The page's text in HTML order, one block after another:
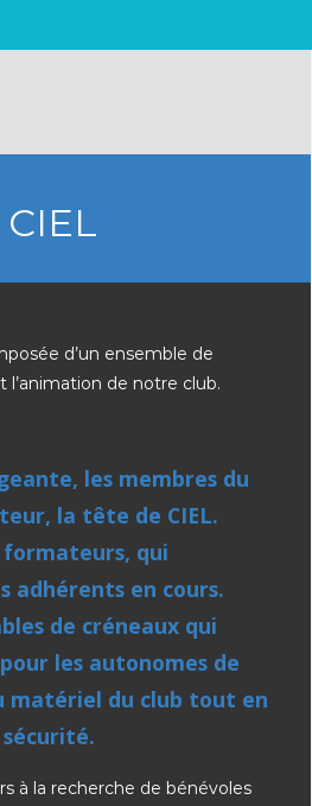
CIEL
d’un ensemble de
de notre club.
les membres du
la tête de CIEL.
formateurs, qui
adhérents en cours.
de créneaux qui
les autonomes de
matériel du club tout en
à la recherche de bénévoles